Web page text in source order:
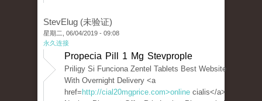
StevElug (未验证)
星期二, 06/04/2019 - 09:08
永久连接
Propecia Pill 1 Mg Stevprople
Priligy Si Funciona Zentel Tablets Best Website
With Overnight Delivery <a
href= http://cial20mgprice.com>online cialis</a>